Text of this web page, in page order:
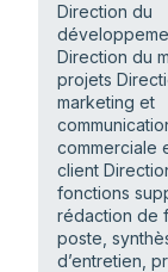
Direction du
Direction du
projets
marketing et
commerciale
client
fonctions
rédaction de
poste,
d’entretien,